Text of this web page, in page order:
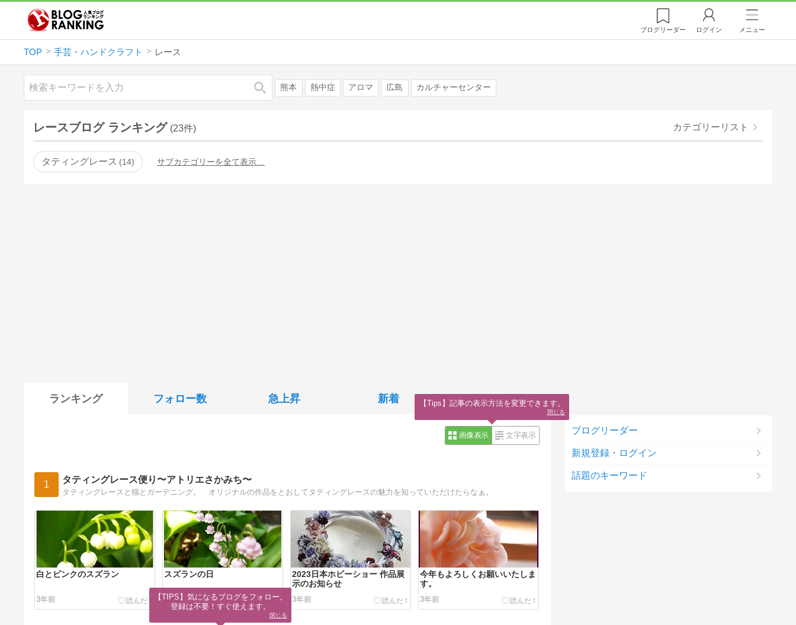
ブログリーダー ログイン メニュー
TOP 手芸・ハンドクラフト レース
検索 熊本 熱中症 アロマ 広島 カルチャーセンター
レースブログ ランキング (23件) カテゴリーリスト
タティングレース 14 サブカテゴリーを全て表示…
ランキング フォロー数 急上昇 新着
画像表示 文字表示
1 タティングレース便り〜アトリエさかみち〜
タティングレースと猫とガーデニング。 オリジナルの作品をとおしてタティングレースの魅力を知っていただけたらなぁ。
白とピンクのスズラン
3年前
スズランの日
3年前
2023日本ホビーショー 作品展
示のお知らせ
3年前
今年もよろしくお願いいたしま
す。
3年前
ブログリーダー
新規登録・ログイン
話題のキーワード
【TIPS】気になるブログをフォロー。
登録は不要！すぐ使えます。
閉じる
【Tips】記事の表示方法を変更できます。
閉じる